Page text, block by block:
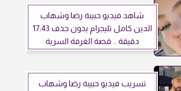
شاهد فيديو حبيبة رضا وشهاب
الدين كامل تليجرام بدون حذف 17:43
دقيقة .. قصة الغرفة السرية
تسريب فيديو حبيبة رضا وشهاب